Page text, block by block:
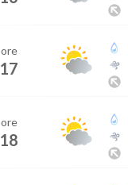
ore
17
ore
18